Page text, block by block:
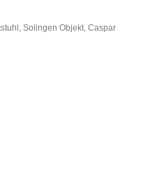
Solingen Objekt, Caspar